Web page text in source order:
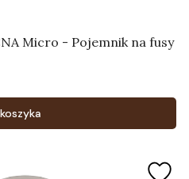
Micro - Pojemnik na fusy